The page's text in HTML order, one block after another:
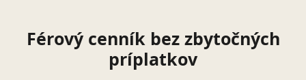
Férový cenník bez zbytočných
príplatkov